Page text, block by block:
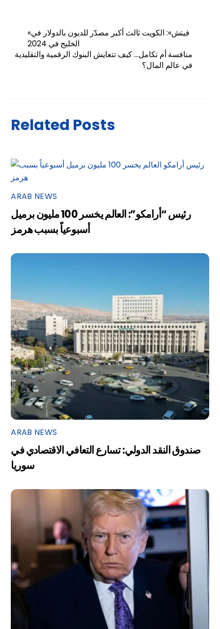
«فيتش»: الكويت ثالث أكبر مصدّر للديون بالدولار في
الخليج في 2024
منافسة أم تكامل… كيف تتعايش البنوك الرقمية والتقليدية
في عالم المال؟
Related Posts
ARAB NEWS
رئيس “أرامكو”: العالم يخسر 100 مليون برميل
أسبوعياً بسبب هرمز
ARAB NEWS
صندوق النقد الدولي: تسارع التعافي الاقتصادي في
سوريا